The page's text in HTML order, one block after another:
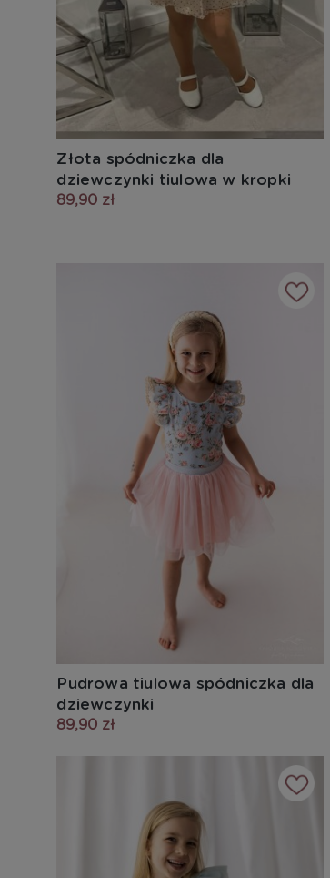
Złota spódniczka dla
dziewczynki tiulowa w kropki
89,90 zł
Pudrowa tiulowa spódniczka dla
dziewczynki
89,90 zł